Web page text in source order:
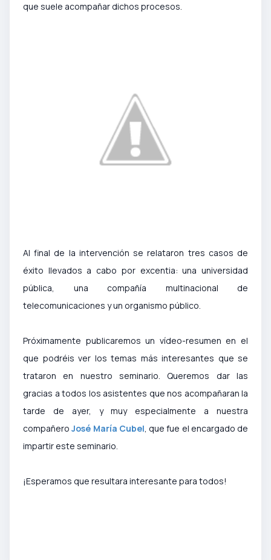
que suele acompañar dichos procesos.
Al final de la intervención se relataron tres casos de
éxito llevados a cabo por excentia: una universidad
pública, una compañía multinacional de
telecomunicaciones y un organismo público.
Próximamente publicaremos un vídeo-resumen en el
que podréis ver los temas más interesantes que se
trataron en nuestro seminario. Queremos dar las
gracias a todos los asistentes que nos acompañaran la
tarde de ayer, y muy especialmente a nuestra
compañeroJosé María Cubel, que fue el encargado de
impartir este seminario.
¡Esperamos que resultara interesante para todos!